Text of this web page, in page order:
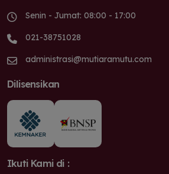
Senin - Jumat: 08:00 - 17:00
021-38751028
administrasi@mutiaramutu.com
Dilisensikan
Ikuti Kami di :